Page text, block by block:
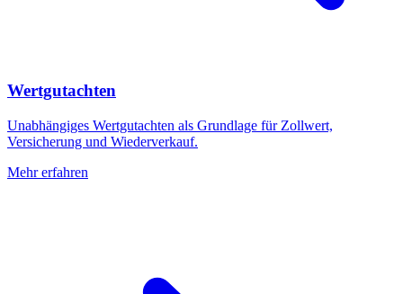
Wertgutachten
Unabhängiges Wertgutachten als Grundlage für Zollwert,
Versicherung und Wiederverkauf.
Mehr erfahren